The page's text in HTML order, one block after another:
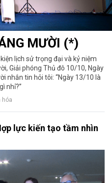
MƯỜI (*)
lịch sử trọng đại và kỷ niệm
Giải phóng Thủ đô 10/10, Ngày
nhắn tin hỏi tôi: “Ngày 13/10 là
nhỉ?”
hóa
lực kiến tạo tầm nhìn